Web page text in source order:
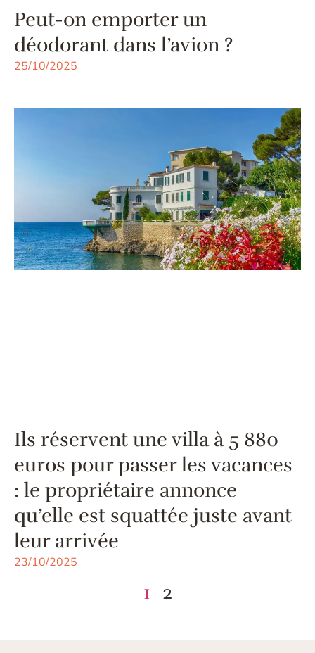
Peut-on emporter un
déodorant dans l’avion ?
25/10/2025
Ils réservent une villa à 5 880
euros pour passer les vacances
: le propriétaire annonce
qu’elle est squattée juste avant
leur arrivée
23/10/2025
1 2